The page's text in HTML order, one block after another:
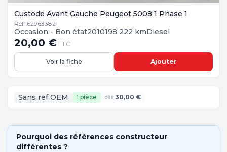
Custode Avant Gauche Peugeot 5008 1 Phase 1
Réf: 62963382
Occasion - Bon état2010198 222 kmDiesel
20,00 €TTC
Voir la fiche Ajouter
Sans ref OEM 1 pièce dès 30,00 €
Pourquoi des références constructeur
différentes ?